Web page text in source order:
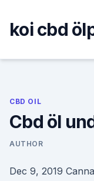
content
koi cbd
CBD OIL
Cbd öl
AUTHOR
Dec 9, 2019